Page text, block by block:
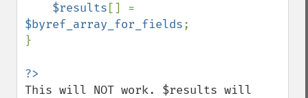
$results
$byref_array_for_fields;
}
This will NOT work. $results will